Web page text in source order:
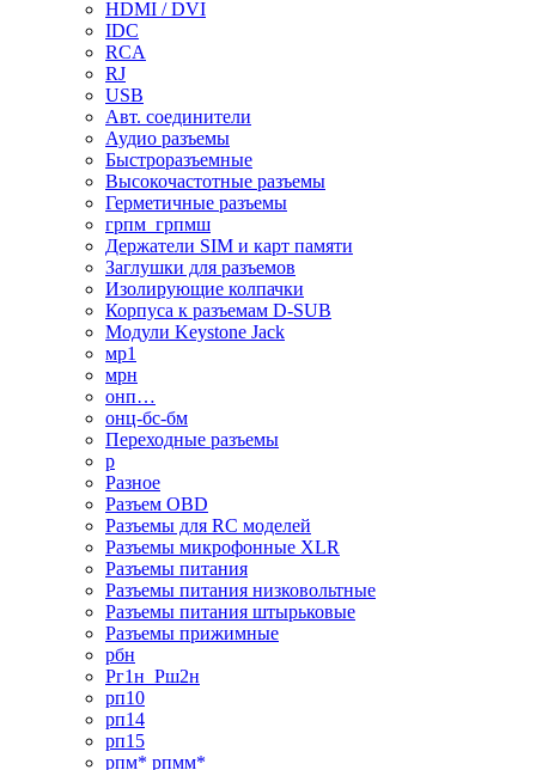
HDMI / DVI
IDC
RCA
RJ
USB
Авт. соединители
Аудио разъемы
Быстроразъемные
Высокочастотные разъемы
Герметичные разъемы
грпм_грпмш
Держатели SIM и карт памяти
Заглушки для разъемов
Изолирующие колпачки
Корпуса к разъемам D-SUB
Модули Keystone Jack
мр1
мрн
онп…
онц-бс-бм
Переходные разъемы
р
Разное
Разъем OBD
Разъемы для RC моделей
Разъемы микрофонные XLR
Разъемы питания
Разъемы питания низковольтные
Разъемы питания штырьковые
Разъемы прижимные
рбн
Рг1н_Рш2н
рп10
рп14
рп15
рпм* рпмм*